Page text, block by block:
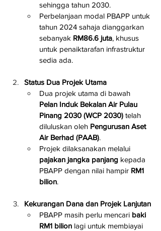
sehingga tahun 2030.
Perbelanjaan modal PBAPP untuk
tahun 2024 sahaja dianggarkan
sebanyak RM86.6 juta, khusus
untuk penaiktarafan infrastruktur
sedia ada.
Status Dua Projek Utama
Dua projek utama di bawah
Pelan Induk Bekalan Air Pulau
Pinang 2030 (WCP 2030) telah
diluluskan oleh Pengurusan Aset
Air Berhad (PAAB).
Projek dilaksanakan melalui
pajakan jangka panjang kepada
PBAPP dengan nilai hampir RM1
bilion.
Kekurangan Dana dan Projek Lanjutan
PBAPP masih perlu mencari baki
RM1 bilion lagi untuk membiayai